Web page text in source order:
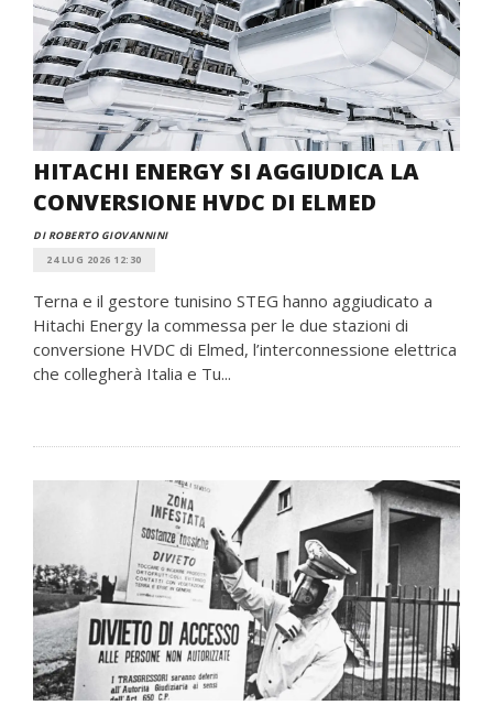
HITACHI ENERGY SI AGGIUDICA LA
CONVERSIONE HVDC DI ELMED
DI ROBERTO GIOVANNINI
24 LUG 2026 12:30
Terna e il gestore tunisino STEG hanno aggiudicato a
Hitachi Energy la commessa per le due stazioni di
conversione HVDC di Elmed, l’interconnessione elettrica
che collegherà Italia e Tu...